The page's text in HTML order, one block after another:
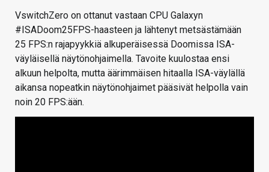
VswitchZero on ottanut vastaan CPU Galaxyn
#ISADoom25FPS-haasteen ja lähtenyt metsästämään
25 FPS:n rajapyykkiä alkuperäisessä Doomissa ISA-
väyläisellä näytönohjaimella. Tavoite kuulostaa ensi
alkuun helpolta, mutta äärimmäisen hitaalla ISA-väylällä
aikansa nopeatkin näytönohjaimet pääsivät helpolla vain
noin 20 FPS:ään.